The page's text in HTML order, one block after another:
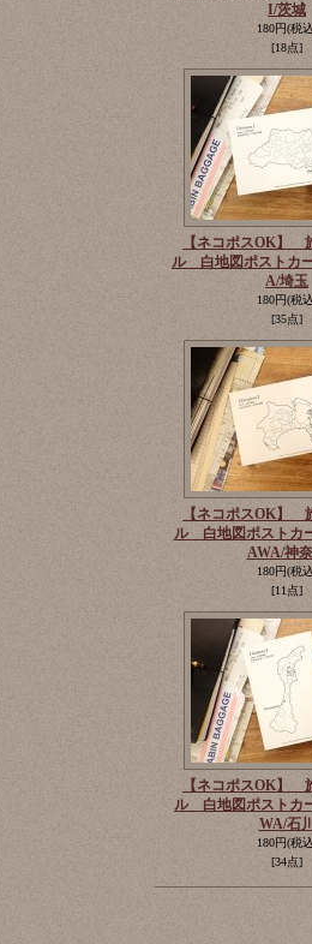
I/茨城
180円(税
[18点]
【ネコポスOK】
ル 白地図ポストカ
A/埼玉
180円(税
[35点]
【ネコポスOK】
ル 白地図ポストカ
AWA/神奈
180円(税
[11点]
【ネコポスOK】
ル 白地図ポスト
WA/石川
180円(税
[34点]